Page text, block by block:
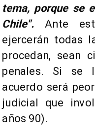
tema, porque se
Chile".Ante
ejercerán todas
procedan, sean
penales. Si se
acuerdo será
judicial que
años 90).